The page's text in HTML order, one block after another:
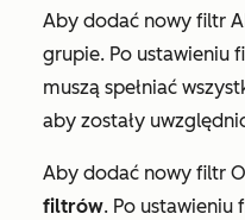
Aby dodać nowy filtr
grupie. Po ustawieniu
muszą spełniać
aby zostały
Aby dodać nowy filtr
filtrów. Po ustawieniu